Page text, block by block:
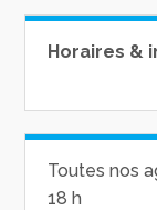
Horaires &
Toutes nos
18 h